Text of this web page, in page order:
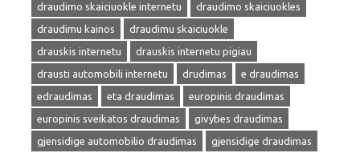
draudimo skaiciuokle internetu
draudimo skaiciuokles
draudimu kainos
draudimu skaiciuokle
drauskis internetu
drauskis internetu pigiau
drausti automobili internetu
drudimas
e draudimas
edraudimas
eta draudimas
europinis draudimas
europinis sveikatos draudimas
givybes draudimas
gjensidige automobilio draudimas
gjensidige draudimas